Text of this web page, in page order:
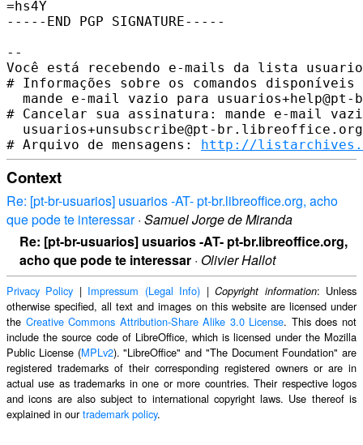
=hs4Y
-----END PGP SIGNATURE-----
--
Você está recebendo e-mails da lista
# Informações sobre os comandos
mande e-mail vazio para usuarios+help@pt-
# Cancelar sua assinatura: mande e-mail
  usuarios+unsubscribe@pt-br.libreoffice.org
# Arquivo de mensagens: http://
Context
Re: [pt-br-usuarios] usuarios -AT- pt-br.libreoffice.org, acho
que pode te interessar· Samuel Jorge de Miranda
Re: [pt-br-usuarios] usuarios -AT- pt-br.libreoffice.org,
acho que pode te interessar · Olivier Hallot
Privacy Policy | Impressum (Legal Info) |Copyright information: Unless
otherwise specified, all text and images on this website are licensed under
the Creative Commons Attribution-Share Alike 3.0 License. This does not
include the source code of LibreOffice, which is licensed under the Mozilla
Public License (MPLv2). "LibreOffice" and "The Document Foundation" are
registered trademarks of their corresponding registered owners or are in
actual use as trademarks in one or more countries. Their respective logos
and icons are also subject to international copyright laws. Use thereof is
explained in ourtrademark policy.